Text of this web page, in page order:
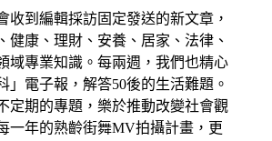
收到編輯採訪固定發送的新文章，
健康、理財、安養、居家、法律、
域專業知識。每兩週，我們也精心
」電子報，解答50後的生活難題。
定期的專題，樂於推動改變社會觀
一年的熟齡街舞MV拍攝計畫，更